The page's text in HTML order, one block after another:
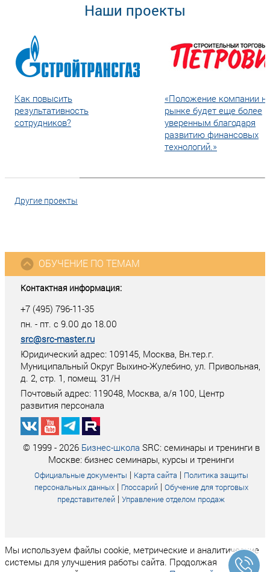
Наши проекты
Как повысить
результативность
сотрудников?
«Положение компании
рынке будет еще более
уверенным благодаря
развитию финансовых
технологий.»
Другие проекты
Контактная информация:
+7 (495) 796-11-35
пн. - пт. с 9.00 до 18.00
src@src-master.ru
Юридический адрес: 109145, Москва, Вн.тер.г.
Муниципальный Округ Выхино-Жулебино, ул. Привольная,
д. 2, стр. 1, помещ. 31/Н
Почтовый адрес: 119048, Москва, а/я 100, Центр
развития персонала
ОБУЧЕНИЕ ПО ТЕМАМ
© 1999 - 2026 Бизнес-школа SRC: семинары и тренинги в
Москве: бизнес семинары, курсы и тренинги
Официальные документы | Карта сайта | Политика защиты
персональных данных| Глоссарий| Обучение для торговых
представителей | Управление отделом продаж
Мы используем файлы cookie, метрические и аналитические
системы для улучшения работы сайта. Продолжая